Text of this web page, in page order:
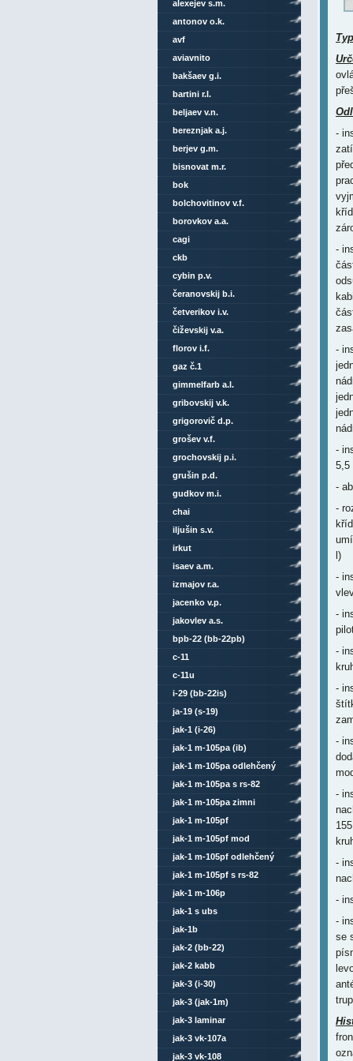
Typ
-
-
-
-
5,5
-
-
l)
-
-
-
-
-
-
-
-
-
se
alexejev s.m.
antonov o.k.
avf
aviavnito
bakšaev g.i.
bartini r.l.
beljaev v.n.
bereznjak a.j.
berjev g.m.
bisnovat m.r.
bok
bolchovitinov v.f.
borovkov a.a.
cagi
ckb
cybin p.v.
čeranovskij b.i.
četverikov i.v.
čiževskij v.a.
florov i.f.
gaz č.1
gimmelfarb a.l.
gribovskij v.k.
grigorovič d.p.
grošev v.f.
grochovskij p.i.
grušin p.d.
gudkov m.i.
chai
iljušin s.v.
irkut
isaev a.m.
izmajov r.a.
jacenko v.p.
jakovlev a.s.
bpb-22 (bb-22pb)
c-11
c-11u
i-29 (bb-22is)
ja-19 (s-19)
jak-1 (i-26)
jak-1 m-105pa (ib)
jak-1 m-105pa odlehčený
jak-1 m-105pa s rs-82
jak-1 m-105pa zimni
jak-1 m-105pf
jak-1 m-105pf mod
jak-1 m-105pf odlehčený
jak-1 m-105pf s rs-82
jak-1 m-106p
jak-1 s ubs
jak-1b
jak-2 (bb-22)
jak-2 kabb
jak-3 (i-30)
jak-3 (jak-1m)
jak-3 laminar
jak-3 vk-107a
jak-3 vk-108